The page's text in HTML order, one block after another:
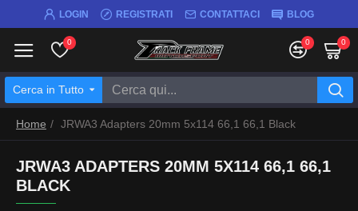
LOGIN REGISTRATI CONTATTACI BLOG
0 0 0
Cerca in Tutto
Home JRWA3 Adapters 20mm 5x114 66,1 66,1 Black
JRWA3 ADAPTERS 20MM 5X114 66,1 66,1
BLACK